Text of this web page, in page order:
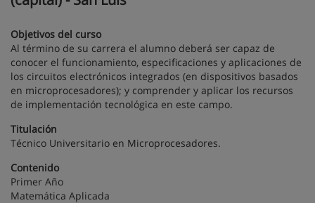
Objetivos del curso
Al término de su carrera el alumno deberá ser capaz de
conocer el funcionamiento, especificaciones y aplicaciones de
los circuitos electrónicos integrados (en dispositivos basados
en microprocesadores); y comprender y aplicar los recursos
de implementación tecnológica en este campo.
Titulación
Técnico Universitario en Microprocesadores.
Contenido
Primer Año
Matemática Aplicada